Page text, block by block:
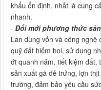
khẩu ổn định, nhất là cung
nhanh.
- Đổi mới phương thức
Lan dùng vốn và công nghệ
quỹ đất hiếm hoi, sử dụng
ớt quanh năm, tiết kiệm
sản xuất gà đẻ trứng, lợn
trường, đảm bảo yêu cầu